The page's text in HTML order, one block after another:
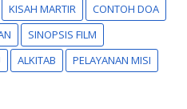
KISAH MARTIR
CONTOH DOA
SINOPSIS FILM
ALKITAB
PELAYANAN MISI